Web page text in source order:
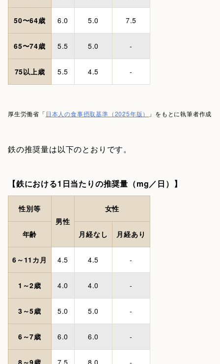
50〜64歳 6.0 5.0 7.5
65〜74歳 5.5 5.0 -
75以上歳 5.5 4.5 -
厚生労働省「 日本人の食事摂取基準（2025年版） 」をもとに執筆者作成
鉄の推奨量は以下のとおりです。
【鉄における1日当たりの推奨量（mg／日）】
性別等
男性
女性
年齢 月経なし 月経あり
6～11カ月 4.5 4.5 -
1～2歳 4.0 4.0 -
3～5歳 5.0 5.0 -
6～7歳 6.0 6.0 -
8～9歳 7.5 8.0 -